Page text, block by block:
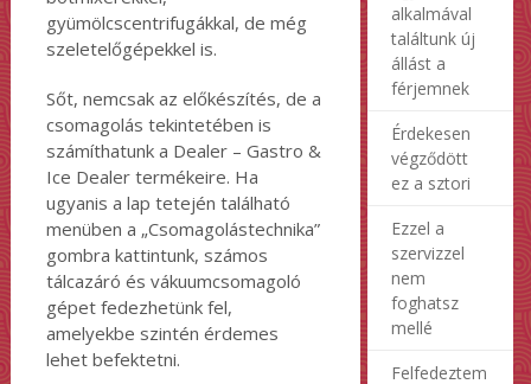
gyümölcscentrifugákkal, de még
szeletelőgépekkel is.
Sőt, nemcsak az előkészítés, de a
csomagolás tekintetében is
számíthatunk a Dealer – Gastro &
Ice Dealer termékeire. Ha
ugyanis a lap tetején található
menüben a „Csomagolástechnika”
gombra kattintunk, számos
tálcazáró és vákuumcsomagoló
gépet fedezhetünk fel,
amelyekbe szintén érdemes
lehet befektetni.
alkalmával
találtunk új
állást a
férjemnek
Érdekesen
végződött
ez a sztori
Ezzel a
szervizzel
nem
foghatsz
mellé
Felfedeztem